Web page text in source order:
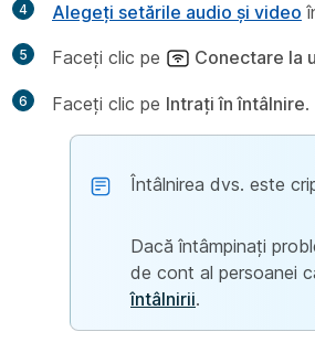
4 Alegeți setările audio și video
5 Faceți clic pe Conectare la
6 Faceți clic pe Intrați în întâlnire.
Întâlnirea dvs. este
Dacă întâmpinați
de cont al persoanei
întâlnirii.